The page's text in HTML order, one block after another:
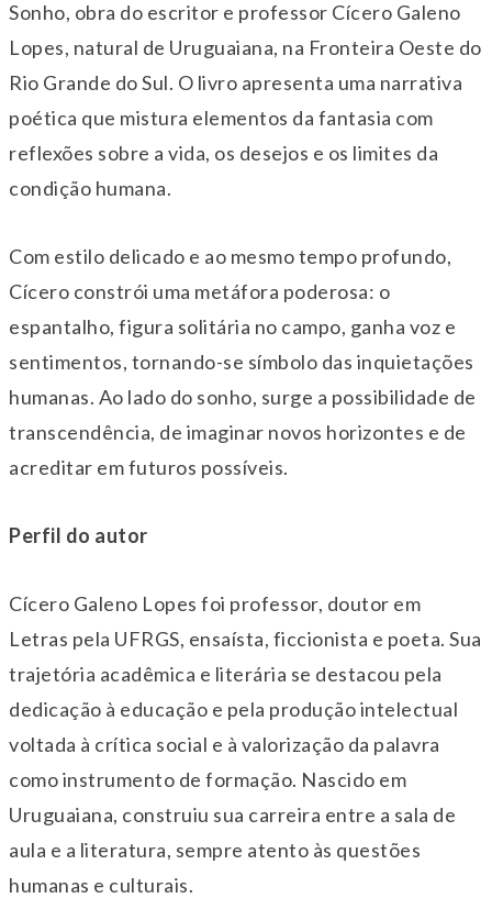
Sonho, obra do escritor e professor Cícero Galeno
Lopes, natural de Uruguaiana, na Fronteira Oeste do
Rio Grande do Sul. O livro apresenta uma narrativa
poética que mistura elementos da fantasia com
reflexões sobre a vida, os desejos e os limites da
condição humana.
Com estilo delicado e ao mesmo tempo profundo,
Cícero constrói uma metáfora poderosa: o
espantalho, figura solitária no campo, ganha voz e
sentimentos, tornando-se símbolo das inquietações
humanas. Ao lado do sonho, surge a possibilidade de
transcendência, de imaginar novos horizontes e de
acreditar em futuros possíveis.
Perfil do autor
Cícero Galeno Lopes foi professor, doutor em
Letras pela UFRGS, ensaísta, ficcionista e poeta. Sua
trajetória acadêmica e literária se destacou pela
dedicação à educação e pela produção intelectual
voltada à crítica social e à valorização da palavra
como instrumento de formação. Nascido em
Uruguaiana, construiu sua carreira entre a sala de
aula e a literatura, sempre atento às questões
humanas e culturais.